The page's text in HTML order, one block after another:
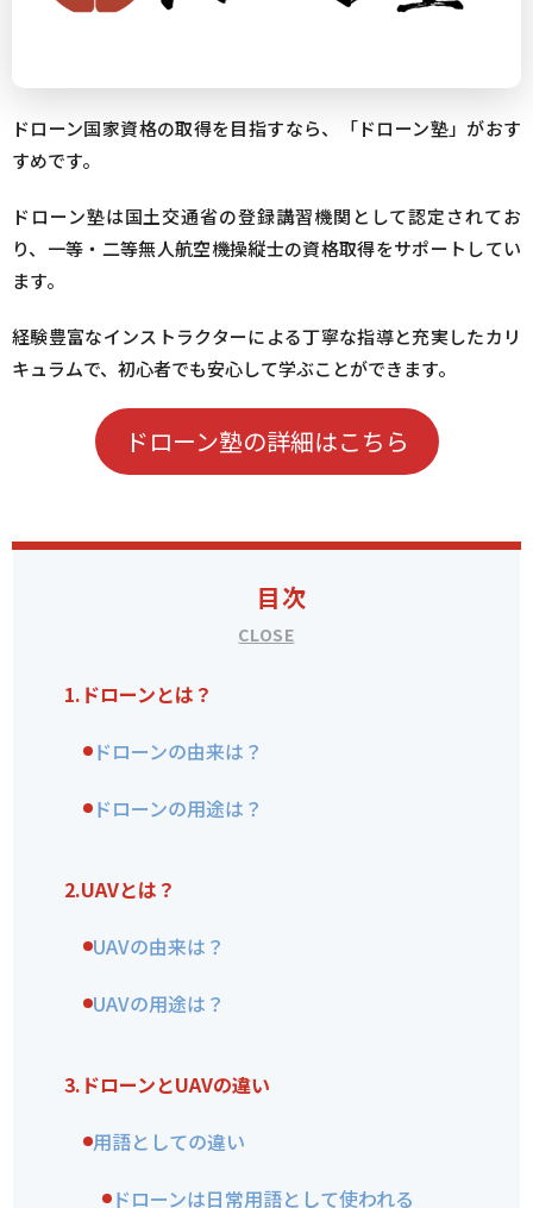
ドローン国家資格の取得を目指すなら、「ドローン塾」がおす
すめです。
ドローン塾は国土交通省の登録講習機関として認定されてお
り、一等・二等無人航空機操縦士の資格取得をサポートしてい
ます。
経験豊富なインストラクターによる丁寧な指導と充実したカリ
キュラムで、初心者でも安心して学ぶことができます。
ドローン塾の詳細はこちら
目次
1. ドローンとは？
ドローンの由来は？
ドローンの用途は？
2.UAVとは？
UAVの由来は？
UAVの用途は？
3. ドローンとUAVの違い
用語としての違い
ドローンは日常用語として使われる